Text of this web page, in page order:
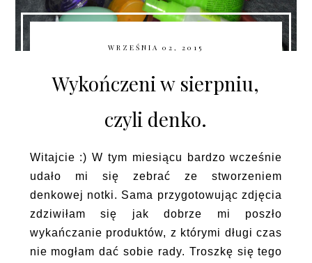
WRZEŚNIA 02, 2015
Wykończeni w sierpniu,
czyli denko.
Witajcie :) W tym miesiącu bardzo wcześnie
udało mi się zebrać ze stworzeniem
denkowej notki. Sama przygotowując zdjęcia
zdziwiłam się jak dobrze mi poszło
wykańczanie produktów, z którymi długi czas
nie mogłam dać sobie rady. Troszkę się tego